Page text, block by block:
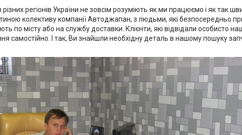
різних регіонів України не зовсім розуміють як ми працюємо і як так
колективу компанії Автоджапан, з людьми, які безпосередньо
по місту або на службу доставки. Клієнти, які відвідали особисто
самостійно. І так, Ви знайшли необхідну деталь в нашому пошуку